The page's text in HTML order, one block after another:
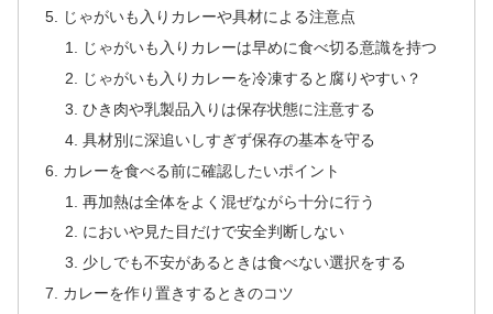
じゃがいも入りカレーや具材による注意点
じゃがいも入りカレーは早めに食べ切る意識を持つ
じゃがいも入りカレーを冷凍すると腐りやすい？
ひき肉や乳製品入りは保存状態に注意する
具材別に深追いしすぎず保存の基本を守る
カレーを食べる前に確認したいポイント
再加熱は全体をよく混ぜながら十分に行う
においや見た目だけで安全判断しない
少しでも不安があるときは食べない選択をする
カレーを作り置きするときのコツ